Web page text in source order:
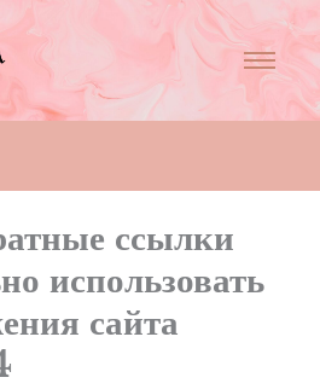
ссылки
использовать
сайта